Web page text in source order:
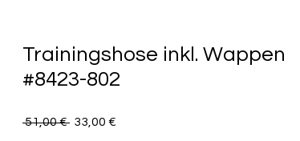
Trainingshose inkl. Wappen
#8423-802
51,00 € Standardpreis
33,00 €